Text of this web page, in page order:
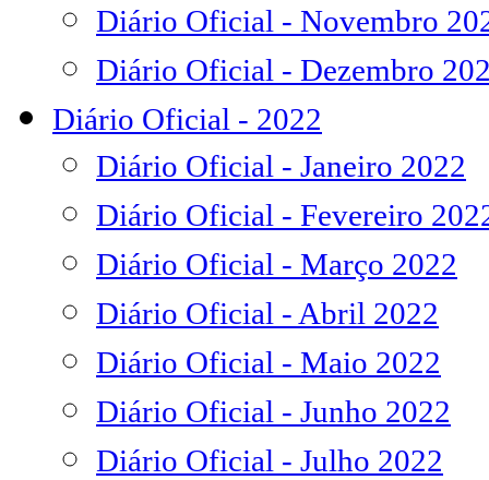
Diário Oficial - Novembro
Diário Oficial - Dezembro
Diário Oficial - 2022
Diário Oficial - Janeiro 2022
Diário Oficial - Fevereiro
Diário Oficial - Março 2022
Diário Oficial - Abril 2022
Diário Oficial - Maio 2022
Diário Oficial - Junho 2022
Diário Oficial - Julho 2022